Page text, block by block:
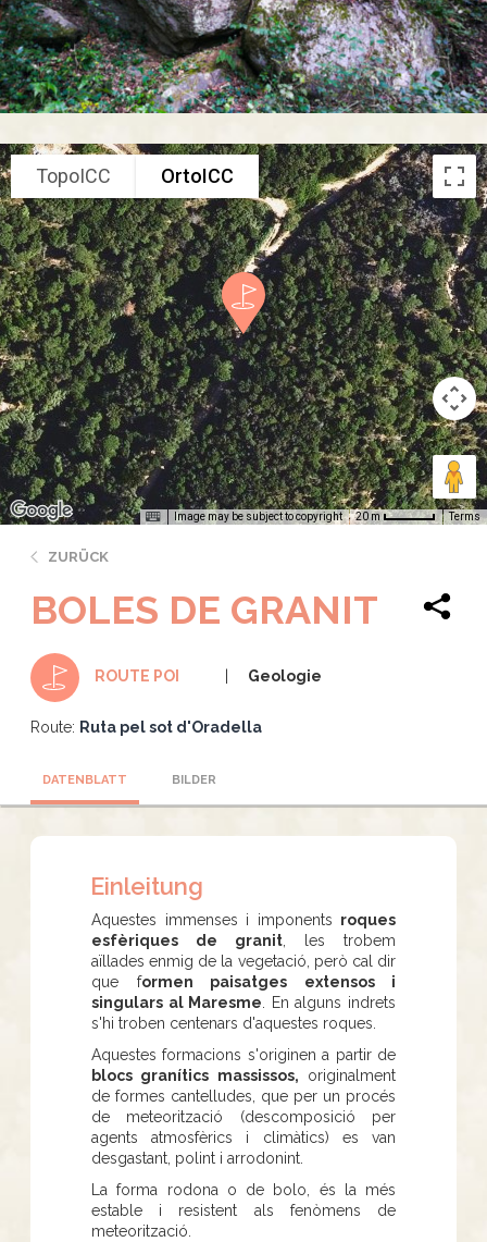
TopoICC OrtoICC
Image may be subject to copyright 20 m Terms
ZURÜCK
BOLES DE GRANIT
ROUTE POI Geologie
Route: Ruta pel sot d'Oradella
DATENBLATT BILDER
Einleitung
Aquestes immenses i imponents roques
esfèriques de granit , les trobem
aïllades enmig de la vegetació, però cal dir
que formen paisatges extensos i
singulars al Maresme . En alguns indrets
s'hi troben centenars d'aquestes roques.
Aquestes formacions s'originen a partir de
blocs granítics massissos, originalment
de formes cantelludes, que per un procés
de meteorització (descomposició per
agents atmosfèrics i climàtics) es van
desgastant, polint i arrodonint.
La forma rodona o de bolo, és la més
estable i resistent als fenòmens de
meteorització.